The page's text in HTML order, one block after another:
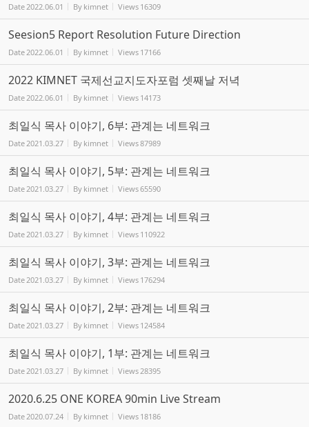
Date2022.06.01 By kimnet Views 16309
Seesion5 Report Resolution Future Direction
Date2022.06.01 By kimnet Views 17166
2022 KIMNET 국제선교지도자포럼 셋째날 저녁
Date2022.06.01 By kimnet Views 14173
최일식 목사 이야기, 6부: 관계는 네트워크
Date2021.03.27 By kimnet Views87989
최일식 목사 이야기, 5부: 관계는 네트워크
Date2021.03.27 By kimnet Views65590
최일식 목사 이야기, 4부: 관계는 네트워크
Date2021.03.27 By kimnet Views 110922
최일식 목사 이야기, 3부: 관계는 네트워크
Date2021.03.27 By kimnet Views 176294
최일식 목사 이야기, 2부: 관계는 네트워크
Date2021.03.27 By kimnet Views 124584
최일식 목사 이야기, 1부: 관계는 네트워크
Date2021.03.27 By kimnet Views28395
2020.6.25 ONE KOREA 90min Live Stream
Date2020.07.24 By kimnet Views 18186